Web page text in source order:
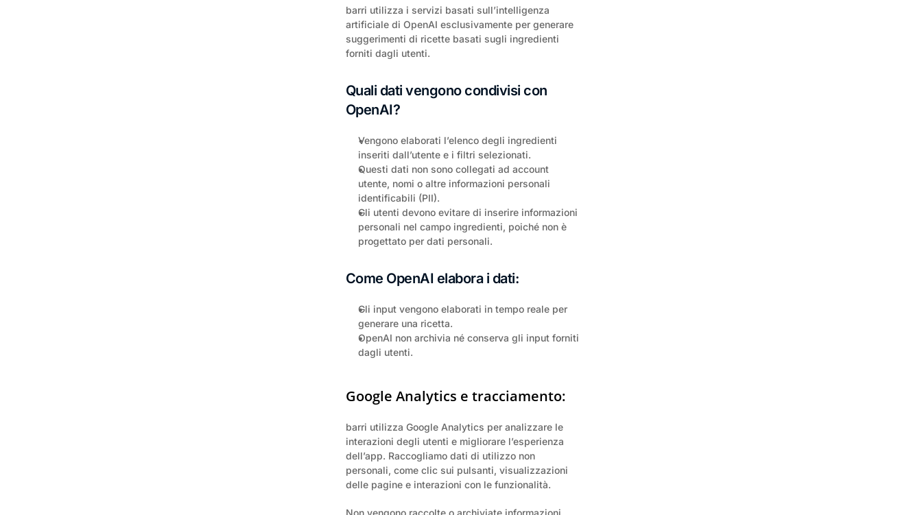
barri utilizza i servizi basati sull’intelligenza
artificiale di OpenAI esclusivamente per generare
suggerimenti di ricette basati sugli ingredienti
forniti dagli utenti.
Quali dati vengono condivisi con
OpenAI?
Vengono elaborati l’elenco degli ingredienti
inseriti dall’utente e i filtri selezionati.
Questi dati non sono collegati ad account
utente, nomi o altre informazioni personali
identificabili (PII).
Gli utenti devono evitare di inserire informazioni
personali nel campo ingredienti, poiché non è
progettato per dati personali.
Come OpenAI elabora i dati:
Gli input vengono elaborati in tempo reale per
generare una ricetta.
OpenAI non archivia né conserva gli input forniti
dagli utenti.
Google Analytics e tracciamento:
barri utilizza Google Analytics per analizzare le
interazioni degli utenti e migliorare l’esperienza
dell’app. Raccogliamo dati di utilizzo non
personali, come clic sui pulsanti, visualizzazioni
delle pagine e interazioni con le funzionalità.
Non vengono raccolte o archiviate informazioni